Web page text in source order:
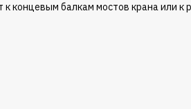
концевым балкам мостов крана или к